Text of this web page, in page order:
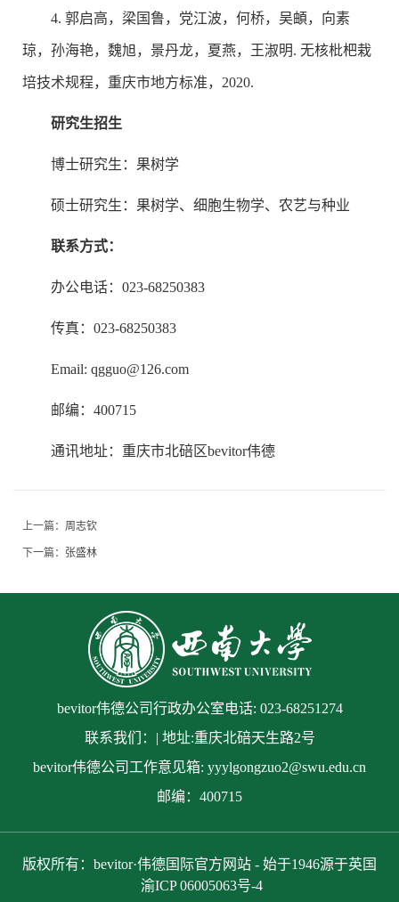
4. 郭启高，梁国鲁，党江波，何桥，吴頔，向素
琼，孙海艳，魏旭，景丹龙，夏燕，王淑明. 无核枇杷栽
培技术规程，重庆市地方标准，2020.
研究生招生
博士研究生：果树学
硕士研究生：果树学、细胞生物学、农艺与种业
联系方式：
办公电话：023-68250383
传真：023-68250383
Email: qgguo@126.com
邮编：400715
通讯地址：重庆市北碚区bevitor伟德
上一篇： 周志钦
下一篇： 张盛林
bevitor伟德公司行政办公室电话: 023-68251274
联系我们：| 地址:重庆北碚天生路2号
bevitor伟德公司工作意见箱: yyylgongzuo2@swu.edu.cn
邮编：400715
版权所有：bevitor·伟德国际官方网站 - 始于1946源于英国
渝ICP 06005063号-4